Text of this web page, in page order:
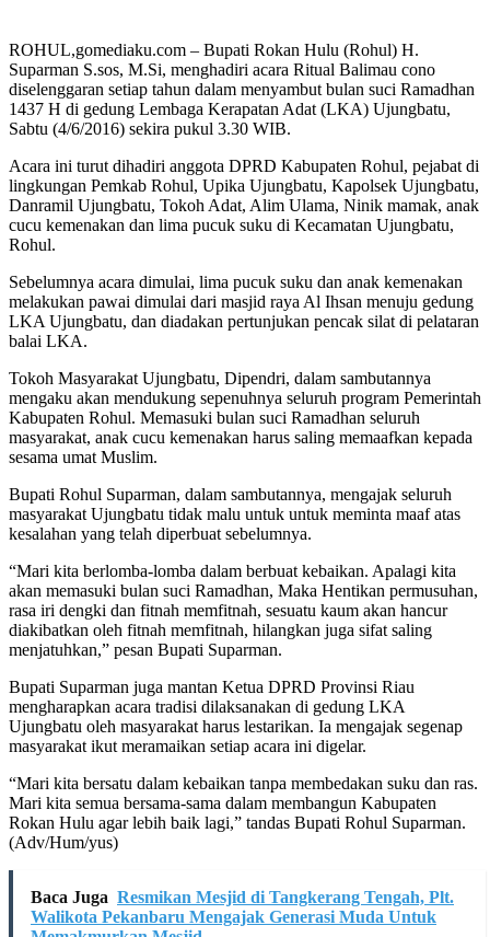
ROHUL,gomediaku.com – Bupati Rokan Hulu (Rohul) H.
Suparman S.sos, M.Si, menghadiri acara Ritual Balimau cono
diselenggaran setiap tahun dalam menyambut bulan suci Ramadhan
1437 H di gedung Lembaga Kerapatan Adat (LKA) Ujungbatu,
Sabtu (4/6/2016) sekira pukul 3.30 WIB.
Acara ini turut dihadiri anggota DPRD Kabupaten Rohul, pejabat di
lingkungan Pemkab Rohul, Upika Ujungbatu, Kapolsek Ujungbatu,
Danramil Ujungbatu, Tokoh Adat, Alim Ulama, Ninik mamak, anak
cucu kemenakan dan lima pucuk suku di Kecamatan Ujungbatu,
Rohul.
Sebelumnya acara dimulai, lima pucuk suku dan anak kemenakan
melakukan pawai dimulai dari masjid raya Al Ihsan menuju gedung
LKA Ujungbatu, dan diadakan pertunjukan pencak silat di pelataran
balai LKA.
Tokoh Masyarakat Ujungbatu, Dipendri, dalam sambutannya
mengaku akan mendukung sepenuhnya seluruh program Pemerintah
Kabupaten Rohul. Memasuki bulan suci Ramadhan seluruh
masyarakat, anak cucu kemenakan harus saling memaafkan kepada
sesama umat Muslim.
Bupati Rohul Suparman, dalam sambutannya, mengajak seluruh
masyarakat Ujungbatu tidak malu untuk untuk meminta maaf atas
kesalahan yang telah diperbuat sebelumnya.
“Mari kita berlomba-lomba dalam berbuat kebaikan. Apalagi kita
akan memasuki bulan suci Ramadhan, Maka Hentikan permusuhan,
rasa iri dengki dan fitnah memfitnah, sesuatu kaum akan hancur
diakibatkan oleh fitnah memfitnah, hilangkan juga sifat saling
menjatuhkan,” pesan Bupati Suparman.
Bupati Suparman juga mantan Ketua DPRD Provinsi Riau
mengharapkan acara tradisi dilaksanakan di gedung LKA
Ujungbatu oleh masyarakat harus lestarikan. Ia mengajak segenap
masyarakat ikut meramaikan setiap acara ini digelar.
“Mari kita bersatu dalam kebaikan tanpa membedakan suku dan ras.
Mari kita semua bersama-sama dalam membangun Kabupaten
Rokan Hulu agar lebih baik lagi,” tandas Bupati Rohul Suparman.
(Adv/Hum/yus)
Baca Juga Resmikan Mesjid di Tangkerang Tengah, Plt.
Walikota Pekanbaru Mengajak Generasi Muda Untuk